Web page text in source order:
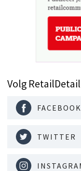
Volg RetailDetail
FACEBOOK
TWITTER